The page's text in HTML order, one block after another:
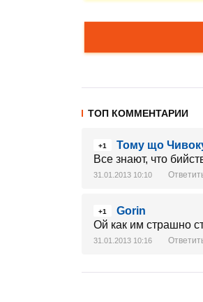
ТОП КОММЕНТАРИИ
+1
Тому що
Все знают, что
31.01.2013 10:10
+1
Gorin
Ой как им страшно
31.01.2013 10:16